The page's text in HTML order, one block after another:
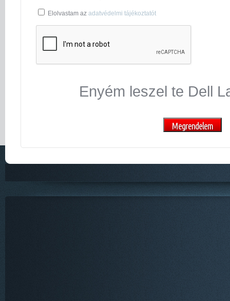
Elolvastam az adatvédelmi tájékoztatót
Enyém leszel te Dell